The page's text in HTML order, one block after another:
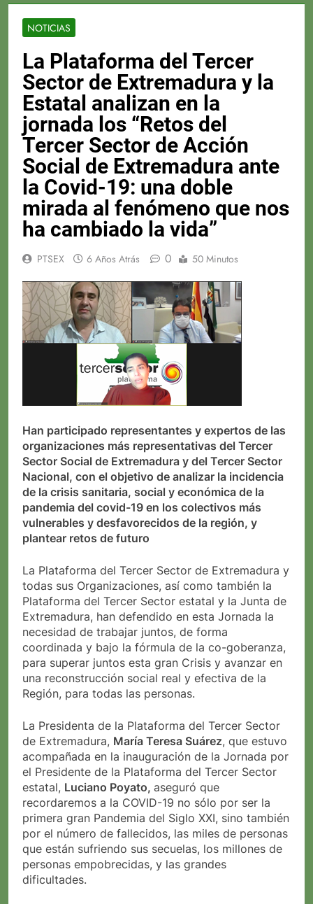
NOTICIAS
La Plataforma del Tercer
Sector de Extremadura y la
Estatal analizan en la
jornada los “Retos del
Tercer Sector de Acción
Social de Extremadura ante
la Covid-19: una doble
mirada al fenómeno que nos
ha cambiado la vida”
PTSEX 6 Años Atrás 0 50 Minutos
Han participado representantes y expertos de las
organizaciones más representativas del Tercer
Sector Social de Extremadura y del Tercer Sector
Nacional, con el objetivo de analizar la incidencia
de la crisis sanitaria, social y económica de la
pandemia del covid-19 en los colectivos más
vulnerables y desfavorecidos de la región, y
plantear retos de futuro
La Plataforma del Tercer Sector de Extremadura y
todas sus Organizaciones, así como también la
Plataforma del Tercer Sector estatal y la Junta de
Extremadura, han defendido en esta Jornada la
necesidad de trabajar juntos, de forma
coordinada y bajo la fórmula de la co-goberanza,
para superar juntos esta gran Crisis y avanzar en
una reconstrucción social real y efectiva de la
Región, para todas las personas.
La Presidenta de la Plataforma del Tercer Sector
de Extremadura, María Teresa Suárez, que estuvo
acompañada en la inauguración de la Jornada por
el Presidente de la Plataforma del Tercer Sector
estatal, Luciano Poyato, aseguró que
recordaremos a la COVID-19 no sólo por ser la
primera gran Pandemia del Siglo XXI, sino también
por el número de fallecidos, las miles de personas
que están sufriendo sus secuelas, los millones de
personas empobrecidas, y las grandes
dificultades.